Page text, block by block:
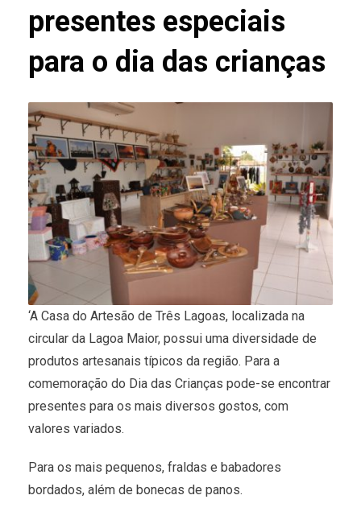
presentes especiais
para o dia das crianças
‘A Casa do Artesão de Três Lagoas, localizada na
circular da Lagoa Maior, possui uma diversidade de
produtos artesanais típicos da região. Para a
comemoração do Dia das Crianças pode-se encontrar
presentes para os mais diversos gostos, com
valores variados.
Para os mais pequenos, fraldas e babadores
bordados, além de bonecas de panos.